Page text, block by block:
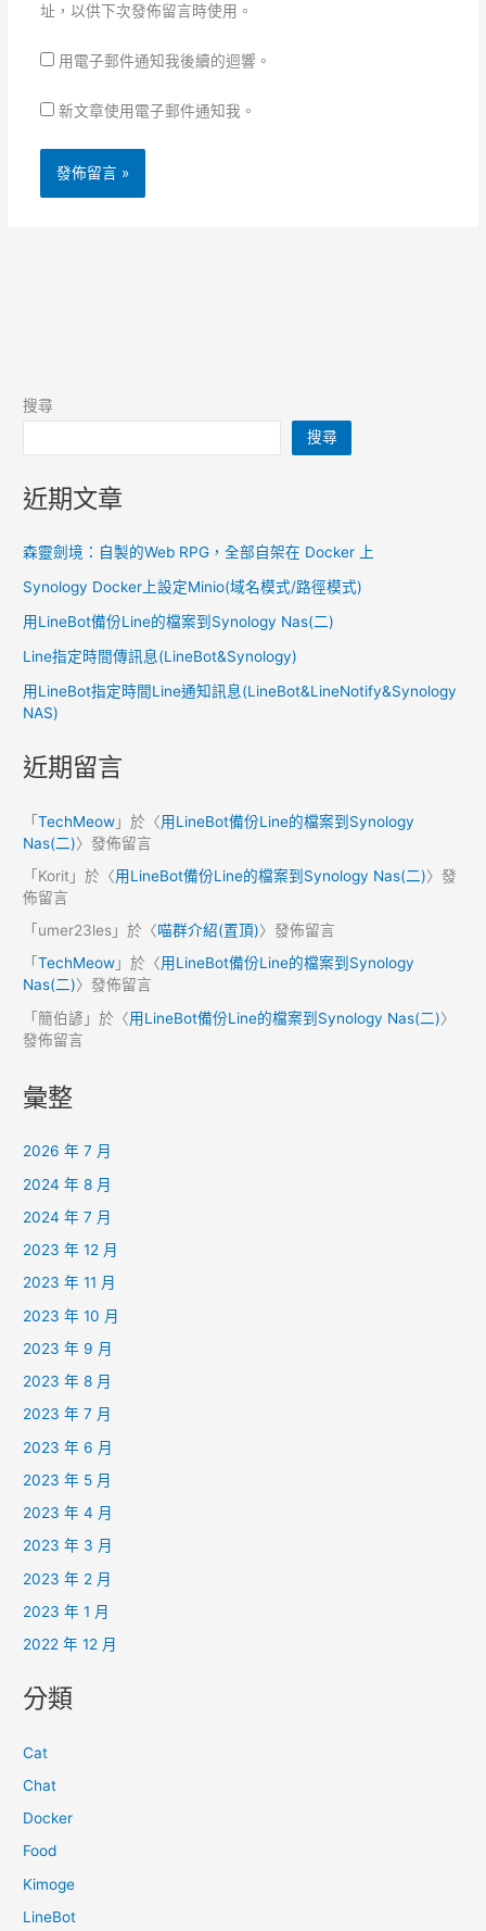
址，以供下次發佈留言時使用。
用電子郵件通知我後續的迴響。
新文章使用電子郵件通知我。
搜尋
搜尋
近期文章
森靈劍境：自製的Web RPG，全部自架在 Docker 上
Synology Docker上設定Minio(域名模式/路徑模式)
用LineBot備份Line的檔案到Synology Nas(二)
Line指定時間傳訊息(LineBot&Synology)
用LineBot指定時間Line通知訊息(LineBot&LineNotify&Synology
NAS)
近期留言
「TechMeow」於〈用LineBot備份Line的檔案到Synology
Nas(二)〉發佈留言
「 Korit 」於〈用LineBot備份Line的檔案到Synology Nas(二)〉發
佈留言
「 umer23les」於〈喵群介紹(置頂)〉發佈留言
「TechMeow」於〈用LineBot備份Line的檔案到Synology
Nas(二)〉發佈留言
「 簡伯諺 」於〈用LineBot備份Line的檔案到Synology Nas(二)〉
發佈留言
彙整
2026 年 7 月
2024 年 8 月
2024 年 7 月
2023 年 12 月
2023 年 11 月
2023 年 10 月
2023 年 9 月
2023 年 8 月
2023 年 7 月
2023 年 6 月
2023 年 5 月
2023 年 4 月
2023 年 3 月
2023 年 2 月
2023 年 1 月
2022 年 12 月
分類
Cat
Chat
Docker
Food
Kimoge
LineBot